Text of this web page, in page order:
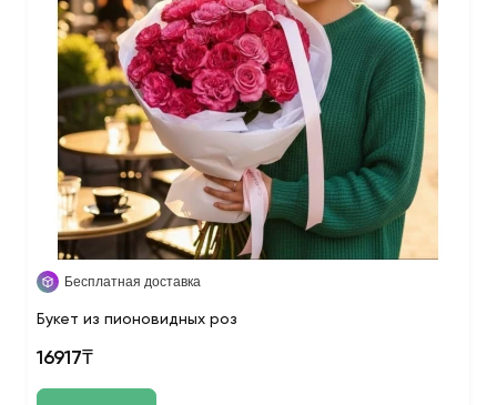
Бесплатная доставка
Букет из пионовидных роз
16917₸